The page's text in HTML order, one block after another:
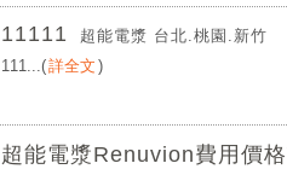
11111
超能電漿 台北.桃園.新竹
111...(詳全文 )
超能電漿Renuvion費用價